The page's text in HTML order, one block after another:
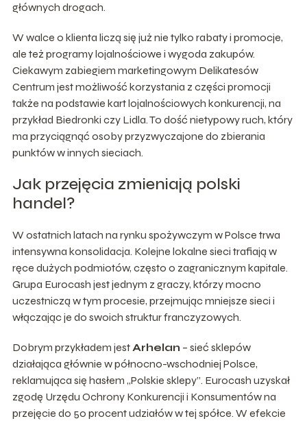
głównych drogach.
W walce o klienta liczą się już nie tylko rabaty i promocje,
ale też programy lojalnościowe i wygoda zakupów.
Ciekawym zabiegiem marketingowym Delikatesów
Centrum jest możliwość korzystania z części promocji
także na podstawie kart lojalnościowych konkurencji, na
przykład Biedronki czy Lidla. To dość nietypowy ruch, który
ma przyciągnąć osoby przyzwyczajone do zbierania
punktów w innych sieciach.
Jak przejęcia zmieniają polski
handel?
W ostatnich latach na rynku spożywczym w Polsce trwa
intensywna konsolidacja. Kolejne lokalne sieci trafiają w
ręce dużych podmiotów, często o zagranicznym kapitale.
Grupa Eurocash jest jednym z graczy, którzy mocno
uczestniczą w tym procesie, przejmując mniejsze sieci i
włączając je do swoich struktur franczyzowych.
Dobrym przykładem jestArhelan – sieć sklepów
działająca głównie w północno-wschodniej Polsce,
reklamująca się hasłem „Polskie sklepy”. Eurocash uzyskał
zgodę Urzędu Ochrony Konkurencji i Konsumentów na
przejęcie do 50 procent udziałów w tej spółce. W efekcie